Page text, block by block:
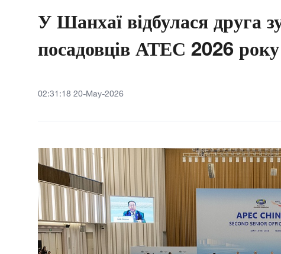
У Шанхаї відбулася друга
посадовців АТЕС 2026 року
02:31:18 20-May-2026